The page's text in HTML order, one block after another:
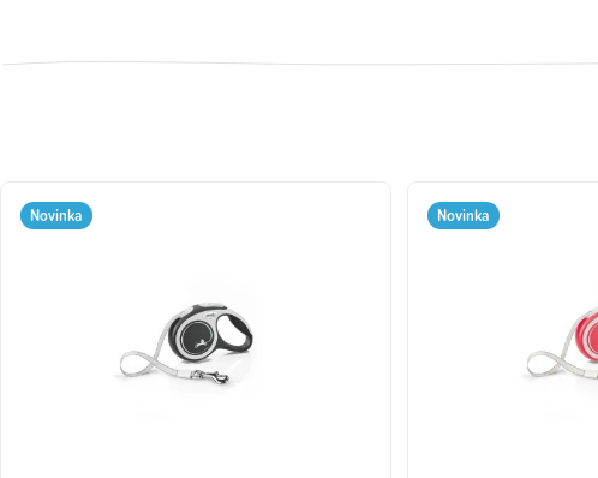
Novinka Novinka